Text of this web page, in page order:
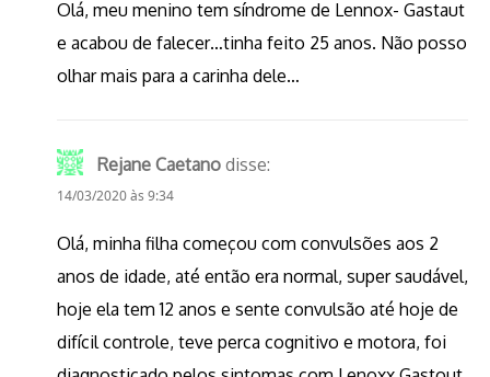
Olá, meu menino tem síndrome de Lennox- Gastaut
e acabou de falecer…tinha feito 25 anos. Não posso
olhar mais para a carinha dele…
Rejane Caetano disse:
14/03/2020 às 9:34
Olá, minha filha começou com convulsões aos 2
anos de idade, até então era normal, super saudável,
hoje ela tem 12 anos e sente convulsão até hoje de
difícil controle, teve perca cognitivo e motora, foi